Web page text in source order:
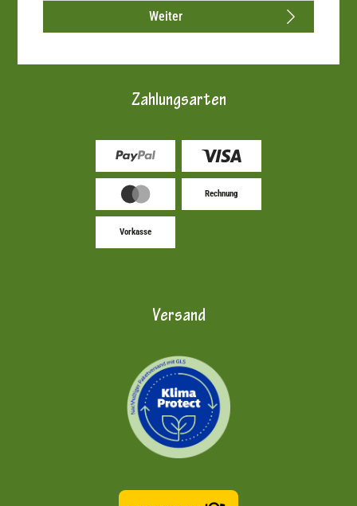
Weiter
Zahlungsarten
Rechnung
Vorkasse
Versand